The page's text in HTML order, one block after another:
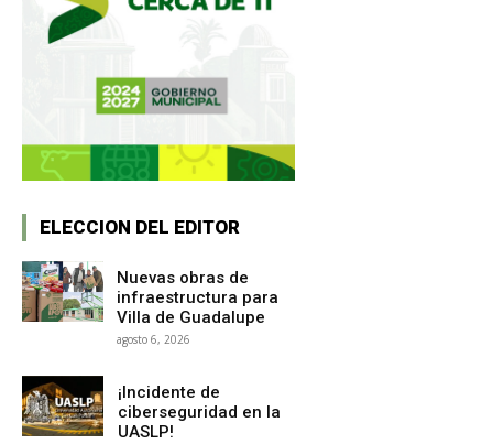
ELECCION DEL EDITOR
Nuevas obras de
infraestructura para
Villa de Guadalupe
agosto 6, 2026
¡Incidente de
ciberseguridad en la
UASLP!